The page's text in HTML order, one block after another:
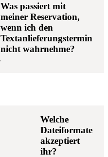
Was passiert mit
meiner Reservation,
wenn ich den
Textanlieferungstermin
nicht wahrnehme?
Welche
Dateiformate
akzeptiert
ihr?